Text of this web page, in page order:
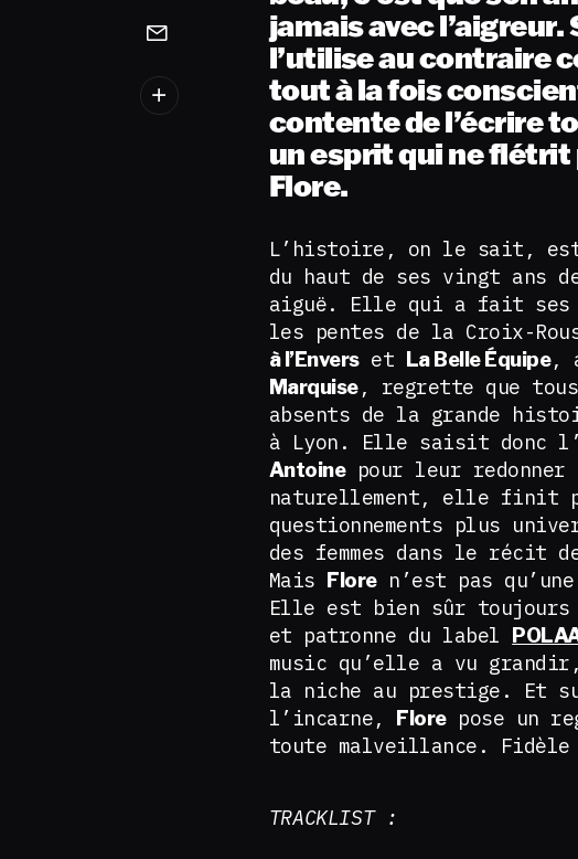
jamais avec
l’utilise au contraire
tout à la fois
contente de l’écrire
un esprit qui ne flétrit
Flore.
L’histoire, on le sait,
du haut de ses vingt ans
aiguë. Elle qui a fait ses
les pentes de la Croix-
à l’Enverset La Belle Équipe,
Marquise, regrette que
absents de la grande
à Lyon. Elle saisit donc
Antoinepour leur
naturellement, elle finit
questionnements plus
des femmes dans le récit
Mais
Floren’est pas
Elle est bien sûr toujours
et patronne du label
music qu’elle a vu
la niche au prestige. Et
l’incarne,
Florepose un
toute malveillance. Fidèle
TRACKLIST :